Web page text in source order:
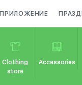
ПРИЛОЖЕНИЕ
Clothing
store
Accessories